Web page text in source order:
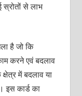
से लाभ
है जो कि
करने एवं बदलाव
में बदलाव या
कार्ड का